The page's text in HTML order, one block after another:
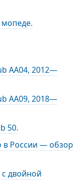
мопеде.
AA04, 2012—
AA09, 2018—
50.
в России — обзор
двойной